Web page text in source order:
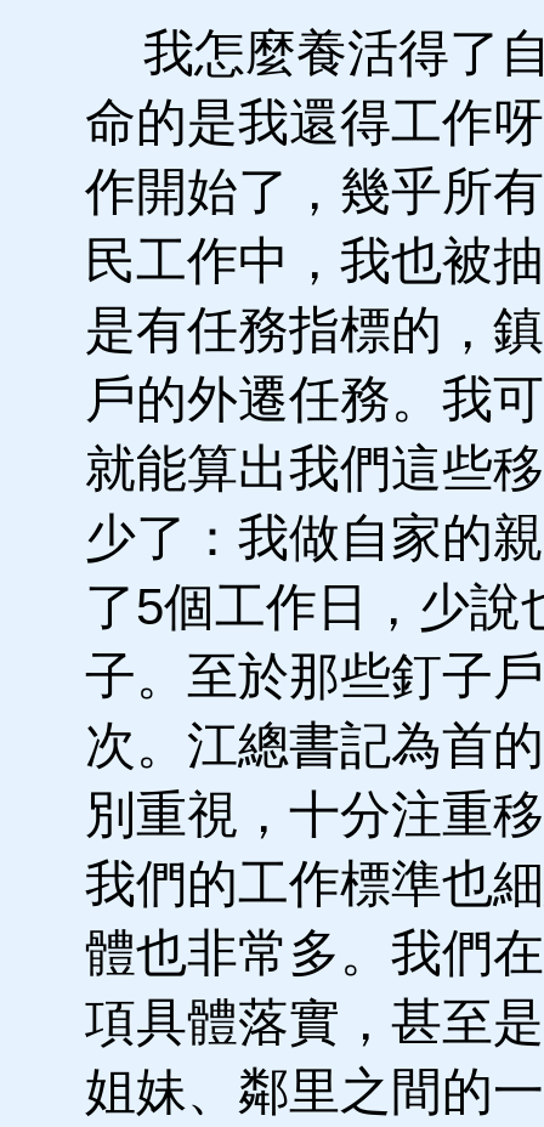
我怎麼養活得了
命的是我還得工作
作開始了，幾乎所
民工作中，我也被
是有任務指標的，
戶的外遷任務。我
就能算出我們這些
少了：我做自家的
了5個工作日，少說
子。至於那些釘子
次。江總書記為首
別重視，十分注重
我們的工作標準也
體也非常多。我們
項具體落實，甚至
姐妹、鄰里之間的